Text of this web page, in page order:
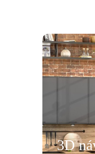
3D
deseti. Kuchyň
mi pomohla se vším
které jsme postupně
pracovních desek a
s každou